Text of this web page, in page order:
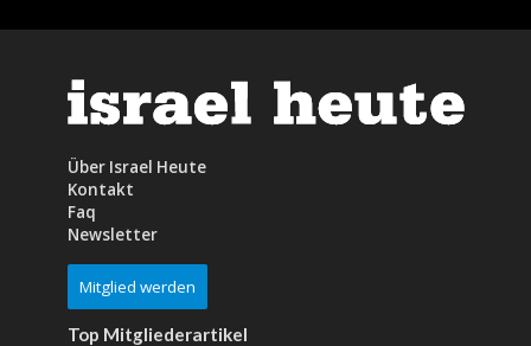
Über Israel Heute
Kontakt
Faq
Newsletter
Mitglied werden
Top Mitgliederartikel